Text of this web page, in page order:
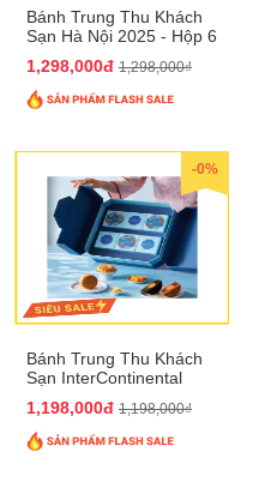
Bánh Trung Thu Khách
Sạn Hà Nội 2025 - Hộp 6
1,298,000đ 1,298,000₫
-0%
Bánh Trung Thu Khách
Sạn InterContinental
QTTT27
1,198,000đ 1,198,000₫